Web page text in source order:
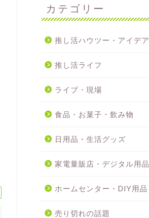
カテゴリー
推し活ハウツー・アイデア
推し活ライフ
ライブ・現場
食品・お菓子・飲み物
日用品・生活グッズ
家電量販店・デジタル用品
ホームセンター・DIY用品
売り切れの話題